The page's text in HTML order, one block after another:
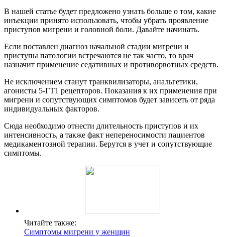
В нашей статье будет предложено узнать больше о том, какие
инъекции принято использовать, чтобы убрать проявление
приступов мигрени и головной боли. Давайте начинать.
Если поставлен диагноз начальной стадии мигрени и
приступы патологии встречаются не так часто, то врач
назначит применение седативных и противорвотных средств.
Не исключением станут транквилизаторы, анальгетики,
агонисты 5-ГТ1 рецепторов. Показания к их применения при
мигрени и сопутствующих симптомов будет зависеть от ряда
индивидуальных факторов.
Сюда необходимо отнести длительность приступов и их
интенсивность, а также факт непереносимости пациентов
медикаментозной терапии. Берутся в учет и сопутствующие
симптомы.
Читайте также:
Симптомы мигрени у женщин